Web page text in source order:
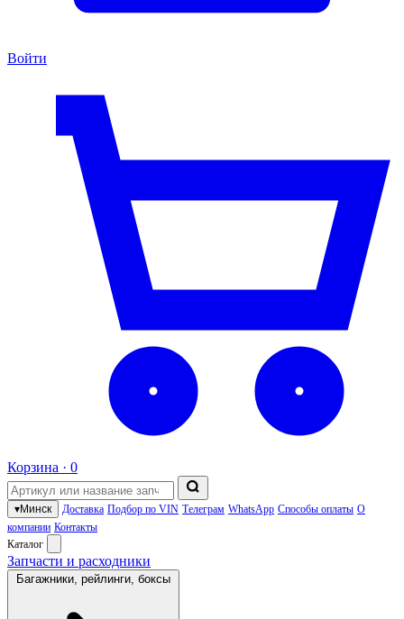
Войти
Корзина · 0
▾Минск Доставка Подбор по VIN Телеграм WhatsApp Способы оплаты О
компании Контакты
Каталог
Запчасти и расходники
Багажники, рейлинги, боксы